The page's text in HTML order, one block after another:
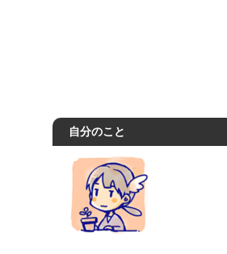
自分のこと